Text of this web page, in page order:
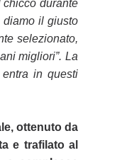
durante
diamo il giusto
selezionato,
migliori”. La
in questi
ottenuto da
e trafilato al